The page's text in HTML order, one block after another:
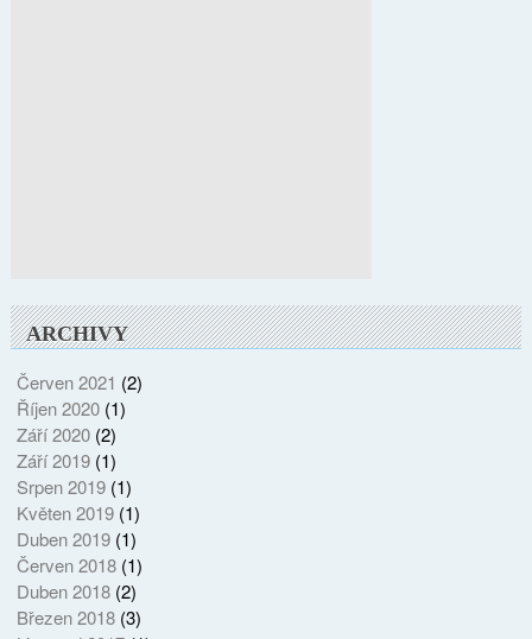
ARCHIVY
Červen 2021 (2)
Říjen 2020(1)
Září 2020(2)
Září 2019(1)
Srpen 2019(1)
Květen 2019(1)
Duben 2019(1)
Červen 2018(1)
Duben 2018(2)
Březen 2018(3)